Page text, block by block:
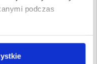
podczas